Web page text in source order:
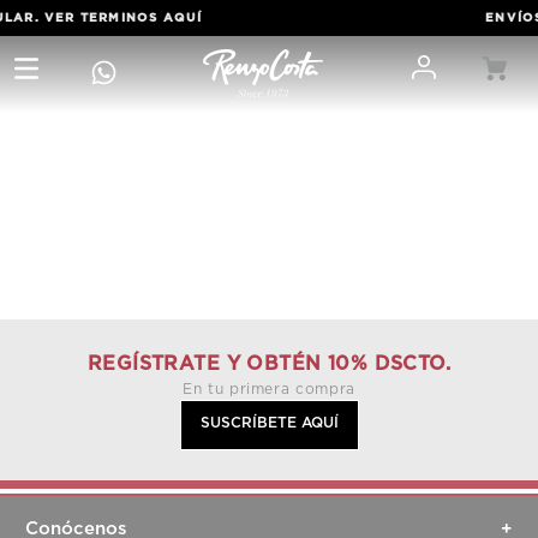
VER TERMINOSAQUÍ
REGÍSTRATE Y OBTÉN 10% DSCTO.
En tu primera compra
SUSCRÍBETE AQUÍ
Conócenos +